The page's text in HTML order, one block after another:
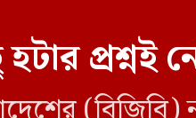
প্রশ্নই